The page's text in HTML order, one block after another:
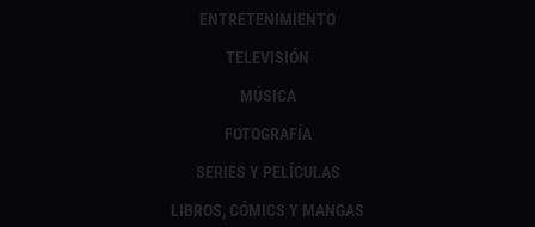
ENTRETENIMIENTO
TELEVISIÓN
MÚSICA
FOTOGRAFÍA
SERIES Y PELÍCULAS
LIBROS, CÓMICS Y MANGAS